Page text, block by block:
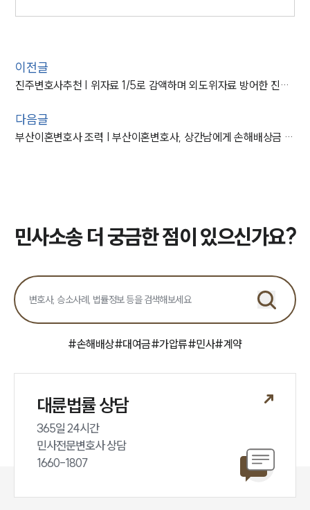
이전글
진주변호사추천 | 위자료 1/5로 감액하며 외도위자료 방어한 진주변호사
다음글
부산이혼변호사 조력 | 부산이혼변호사, 상간남에게 손해배상금 2천만 원 청구
민사소송 더 궁금한 점이 있으신가요?
#손해배상#대여금#가압류#민사#계약
대륜법률 상담
365일 24시간
민사전문변호사 상담
1660-1807